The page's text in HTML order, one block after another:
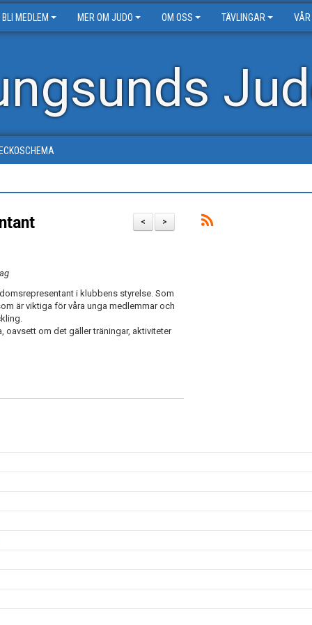
BLI MEDLEM MER OM JUDO OM OSS TÄVLINGAR VÅR
>
<
i klubbens styrelse. Som
är viktiga för våra unga medlemmar och
oavsett om det gäller träningar, aktiviteter